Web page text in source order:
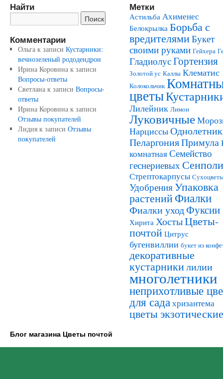
Найти
Комментарии
Ольгак записи Кустарники:
вечнозеленый рододендрон
Ирина Коровинак записи
Вопросы-ответы
Светланак записи Вопросы-
ответы
Ирина Коровинак записи
Отзывы покупателей
Лидияк записи Отзывы
покупателей
Метки
Астильба Ахименес
Белокрылка Борьба с
вредителямиБукет
своими руками Гейхера
ГладиолусГортензия
Золотой ус Каллы Клематис
Колокольчик
цветы
Лилейник Лимон
Луковичные
Нарциссы
ПеларгонияПримула
комнатнаяСемейство
геснериевых
Стрептокарпусы
УдобренияУпаковка
растенийФиалки
Фиалки уходФуксии
Хирита ХостыЦветы-
почтой Цитрус
бугенвиллии букет из
декоративные
кустарникилилии
многолетники
неприхотливые
для садахризантема
цветы экзотические
Блог магазина Цветы почтой